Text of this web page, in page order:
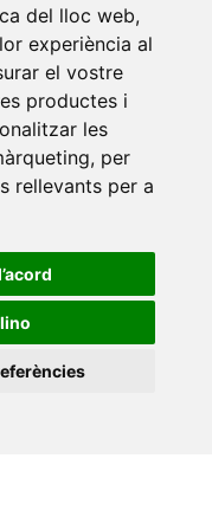
del lloc web,
experiència al
el vostre
productes i
les
, per
rellevants per a